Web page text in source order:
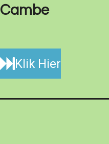
Cambe
Klik Hier